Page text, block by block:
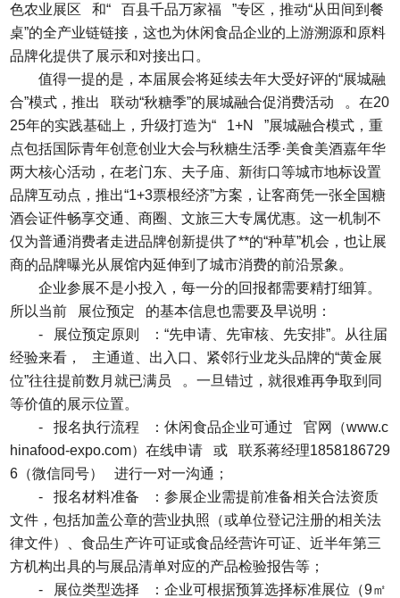
色农业展区 和“ 百县千品万家福 ”专区，推动“从田间到餐
桌”的全产业链链接，这也为休闲食品企业的上游溯源和原料
品牌化提供了展示和对接出口。
值得一提的是，本届展会将延续去年大受好评的“展城融
合”模式，推出 联动“秋糖季”的展城融合促消费活动 。在20
25年的实践基础上，升级打造为“ 1+N ”展城融合模式，重
点包括国际青年创意创业大会与秋糖生活季·美食美酒嘉年华
两大核心活动，在老门东、夫子庙、新街口等城市地标设置
品牌互动点，推出“1+3票根经济”方案，让客商凭一张全国糖
酒会证件畅享交通、商圈、文旅三大专属优惠。这一机制不
仅为普通消费者走进品牌创新提供了**的“种草”机会，也让展
商的品牌曝光从展馆内延伸到了城市消费的前沿景象。
企业参展不是小投入，每一分的回报都需要精打细算。
所以当前 展位预定 的基本信息也需要及早说明：
- 展位预定原则 ：“先申请、先审核、先安排”。从往届
经验来看， 主通道、出入口、紧邻行业龙头品牌的“黄金展
位”往往提前数月就已满员 。一旦错过，就很难再争取到同
等价值的展示位置。
- 报名执行流程 ：休闲食品企业可通过 官网（www.c
hinafood-expo.com）在线申请 或 联系蒋经理1858186729
6（微信同号） 进行一对一沟通；
- 报名材料准备 ：参展企业需提前准备相关合法资质
文件，包括加盖公章的营业执照（或单位登记注册的相关法
律文件）、食品生产许可证或食品经营许可证、近半年第三
方机构出具的与展品清单对应的产品检验报告等；
- 展位类型选择 ：企业可根据预算选择标准展位（9㎡